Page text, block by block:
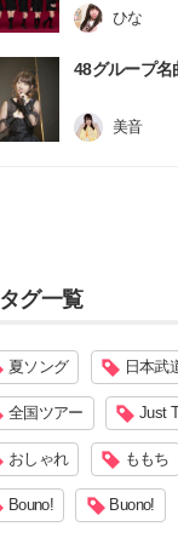
【=LOVE】
ひな
48グループ名
美音
タグ一覧
夏ソング 日本武
全国ツアー Just
おしゃれ ももち
Bouno! Buono!